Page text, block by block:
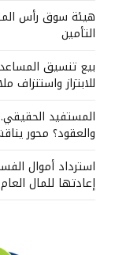
هيئة سوق رأس
التأمين
بيع تنسيق
للابتزاز واستنزاف
المستفيد
والعقود؟ محور
استرداد أموال
إعادتها للمال العام